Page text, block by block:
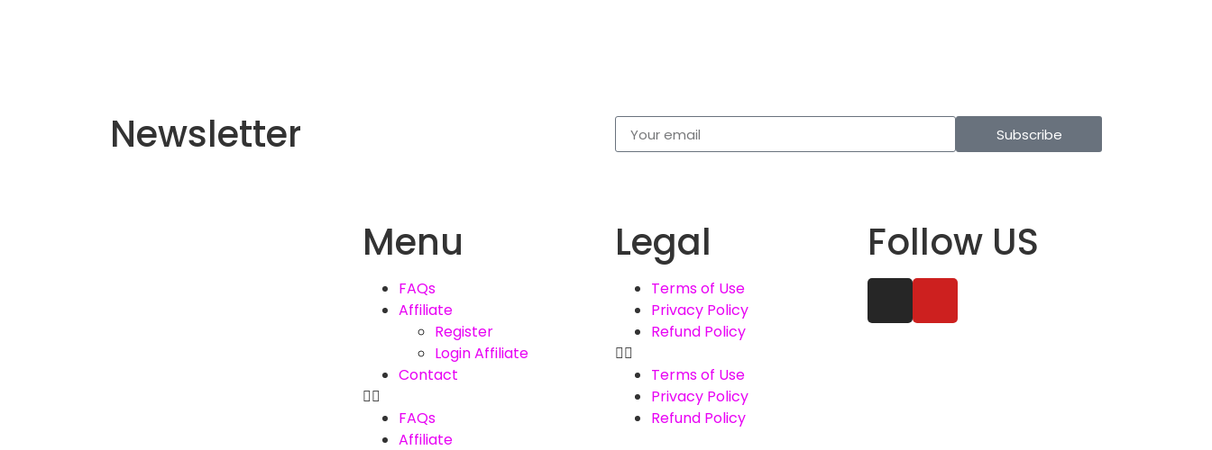
Newsletter Subscribe
Menu
FAQs
Affiliate
Register
Login Affiliate
Contact
FAQs
Affiliate
Legal
Terms of Use
Privacy Policy
Refund Policy
Terms of Use
Privacy Policy
Refund Policy
Follow US